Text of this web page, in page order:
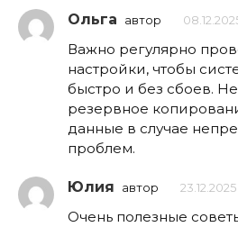
Ольга автор
Важно регулярно
настройки, чтобы
быстро и без сбоев.
резервное
данные в случае
проблем.
Юлия автор
Очень полезные